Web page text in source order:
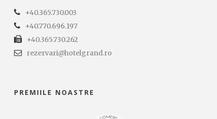
+40.365.730.003
+40.770.696.197
+40.365.730.262
rezervari@hotelgrand.ro
PREMIILE NOASTRE